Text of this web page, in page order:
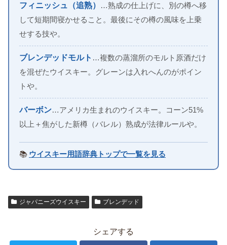
フィニッシュ（追熟）
…熟成の仕上げに、別の樽へ移
して短期間寝かせること。最後にその樽の風味を上乗
せする技や。
ブレンデッドモルト …複数の蒸溜所のモルト原酒だけ
を混ぜたウイスキー。グレーンは入れへんのがポイン
トや。
バーボン…アメリカ生まれのウイスキー。コーン51%
以上＋焦がした新樽（バレル）熟成が法律ルールや。
📚 ウイスキー用語辞典トップで一覧を見る
ジャパニーズウイスキー ブレンデッド
シェアする